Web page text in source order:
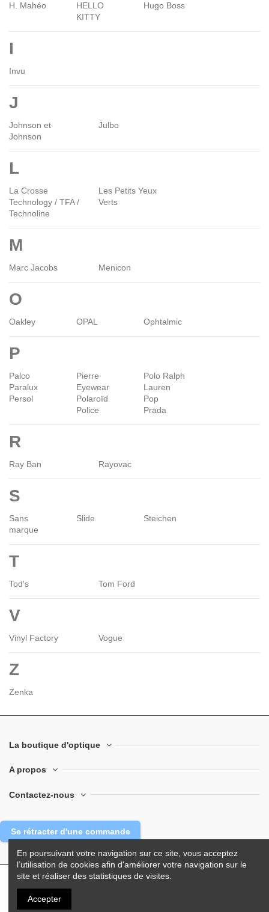
H. Mahéo
HELLO
KITTY
Hugo Boss
I
Invu
J
Johnson et
Johnson
Julbo
L
La Crosse
Technology / TFA /
Technoline
Les Petits Yeux
Verts
M
Marc Jacobs Menicon
O
Oakley OPAL Ophtalmic
P
Palco
Paralux
Persol
Pierre
Eyewear
Polaroïd
Police
Polo Ralph
Lauren
Pop
Prada
R
Ray Ban Rayovac
S
Sans
marque
Slide Steichen
T
Tod's Tom Ford
V
Vinyl Factory Vogue
Z
Zenka
La boutique d'optique
A propos
Contactez-nous
Se rétracter d'une commande
© 2025 La Boutique d'Optique.com - Tous droits réservés.
En poursuivant votre navigation sur ce site, vous acceptez
l’utilisation de cookies afin d'améliorer votre navigation sur le
site et réaliser des statistiques de visites.
Accepter